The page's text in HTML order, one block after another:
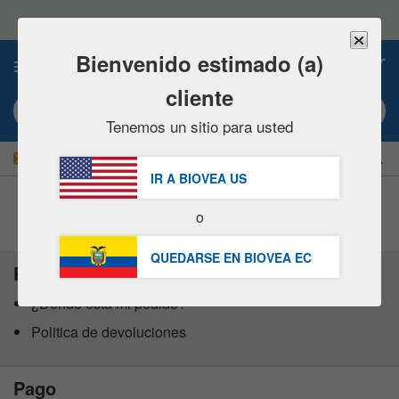
este
sitio
incluye
sistema
de Búsqueda por palabra clave o nº artículo
¡AHORRE UN 15 % AHORA! | GRATUITAEntrega $49,00 »
Centro de Asistencia al cliente
Pedidos
¿Dónde está mi pedido?
Politica de devoluciones
Pago
Bienvenido estimado (a)
cliente
Tenemos un sitio para usted
IR A BIOVEA US
o
QUEDARSE EN BIOVEA EC